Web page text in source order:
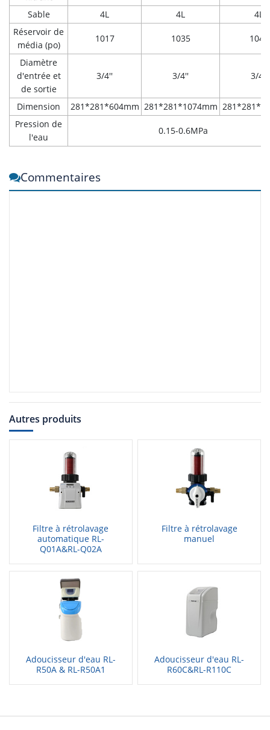
Sable 4L 4L
4L
Réservoir de
média (po)
1017 1035 1044
Diamètre
d'entrée et
de sortie
3/4'' 3/4'' 3/4''
Dimension 281*281*604mm 281*281*1074mm
Pression de
l'eau
0.15-0.6MPa
Commentaires
Autres produits
Filtre à rétrolavage
automatique RL-
Q01A&RL-Q02A
Filtre à rétrolavage
manuel
Adoucisseur d'eau RL-
R50A & RL-R50A1
Adoucisseur d'eau RL-
R60C&RL-R110C